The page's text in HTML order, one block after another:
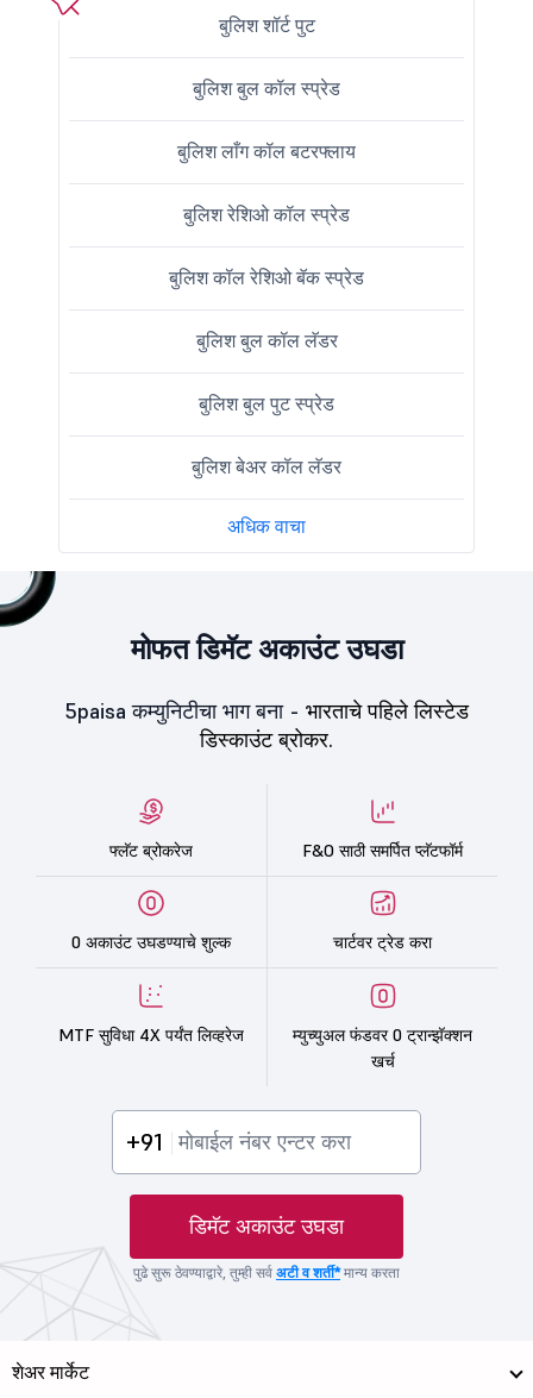
बुलिश शॉर्ट पुट
बुलिश बुल कॉल स्प्रेड
बुलिश लाँग कॉल बटरफ्लाय
बुलिश रेशिओ कॉल स्प्रेड
बुलिश कॉल रेशिओ बॅक स्प्रेड
बुलिश बुल कॉल लॅडर
बुलिश बुल पुट स्प्रेड
बुलिश बेअर कॉल लॅडर
अधिक वाचा
मोफत डिमॅट अकाउंट उघडा
5paisa कम्युनिटीचा भाग बना - भारताचे पहिले लिस्टेड
डिस्काउंट ब्रोकर.
फ्लॅट ब्रोकरेज F&O साठी समर्पित प्लॅटफॉर्म
0 अकाउंट उघडण्याचे शुल्क चार्टवर ट्रेड करा
MTF सुविधा 4X पर्यंत लिव्हरेज
म्युच्युअल फंडवर 0 ट्रान्झॅक्शन
खर्च
+91
डिमॅट अकाउंट उघडा
पुढे सुरू ठेवण्याद्वारे, तुम्ही सर्व अटी व शर्ती*मान्य करता
शेअर मार्केट